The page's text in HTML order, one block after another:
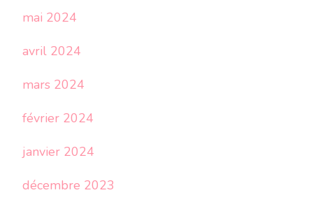
mai 2024
avril 2024
mars 2024
février 2024
janvier 2024
décembre 2023